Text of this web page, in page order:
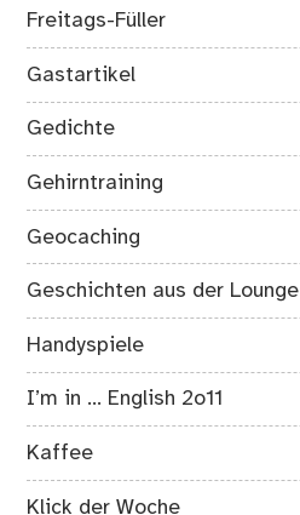
Freitags-Füller
Gastartikel
Gedichte
Gehirntraining
Geocaching
Geschichten aus der Lounge
Handyspiele
I’m in … English 2o11
Kaffee
Klick der Woche